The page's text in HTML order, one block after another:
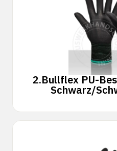
2.Bullflex PU-
Schwarz/